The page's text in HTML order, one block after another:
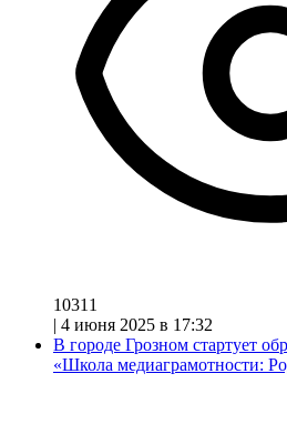
10311
| 4 июня 2025 в 17:32
В городе Грозном стартует
«Школа медиаграмотности: